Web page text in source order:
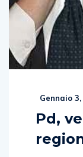
Pd,
di Andrea